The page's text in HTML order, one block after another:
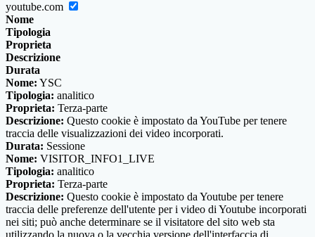
youtube.com
Nome
Tipologia
Proprieta
Descrizione
Durata
Nome: YSC
Tipologia: analitico
Proprieta: Terza-parte
Descrizione: Questo cookie è impostato da YouTube per tenere
traccia delle visualizzazioni dei video incorporati.
Durata: Sessione
Nome: VISITOR_INFO1_LIVE
Tipologia: analitico
Proprieta: Terza-parte
Descrizione: Questo cookie è impostato da Youtube per tenere
traccia delle preferenze dell'utente per i video di Youtube incorporati
nei siti; può anche determinare se il visitatore del sito web sta
utilizzando la nuova o la vecchia versione dell'interfaccia di